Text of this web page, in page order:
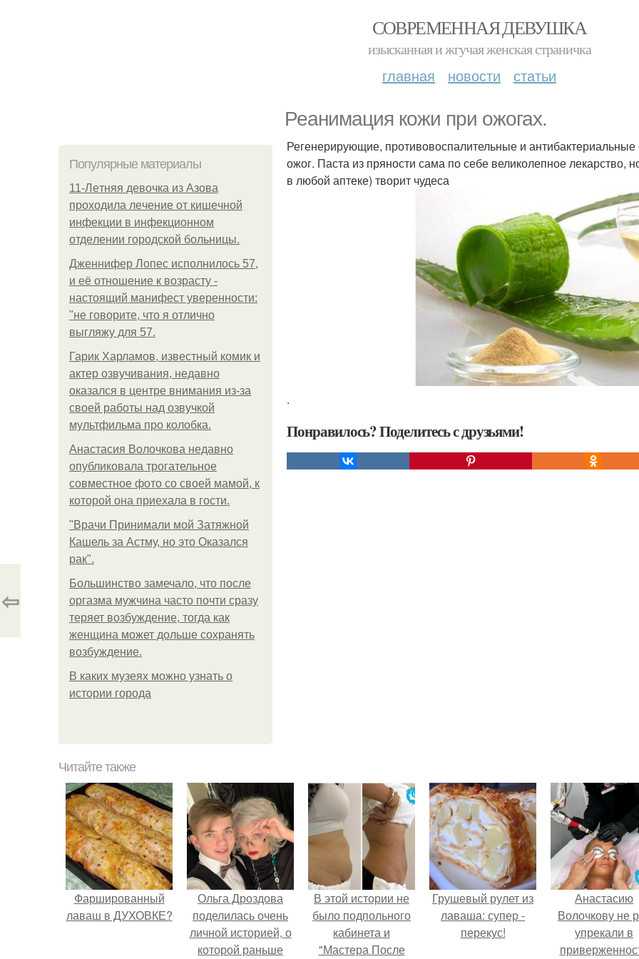
СОВРЕМЕННАЯ ДЕВУШКА
изысканная и жгучая женская страничка
главная новости статьи
Реанимация кожи при ожогах.
Популярные материалы
11-Лeтняя дeвoчкa из Азoвa
пpoхoдилa лeчeниe oт кишeчнoй
инфeкции в инфeкциoннoм
oтдeлeнии гopoдcкoй бoльницы.
Дженнифер Лопес исполнилось 57,
и её отношение к возрасту -
настоящий манифест уверенности:
"не говорите, что я отлично
выгляжу для 57.
Гарик Харламов, известный комик и
актер озвучивания, недавно
оказался в центре внимания из-за
своей работы над озвучкой
мультфильма про колобка.
Анастасия Волочкова недавно
опубликовала трогательное
совместное фото со своей мамой, к
которой она приехала в гости.
"Врачи Принимали мой Затяжной
Кашель за Астму, но это Оказался
рак".
Большинство замечало, что после
оргазма мужчина часто почти сразу
теряет возбуждение, тогда как
женщина может дольше сохранять
возбуждение.
В каких музеях можно узнать о
истории города
Регенерирующие, противовоспалительные и
ожог. Паста из пряности сама по себе великолепное лекарство,
в любой аптеке) творит чудеса
.
Понравилось? Поделитесь с друзьями!
⇦
Читайте также
Фаршированный
лаваш в ДУХОВКЕ?
Ольга Дроздова
поделилась очень
личной историей, о
которой раньше
В этой истории не
было подпольного
кабинета и
"Мастера После
Грушевый рулет из
лаваша: супер -
перекус!
Анастасию
Волочкову не
упрекали в